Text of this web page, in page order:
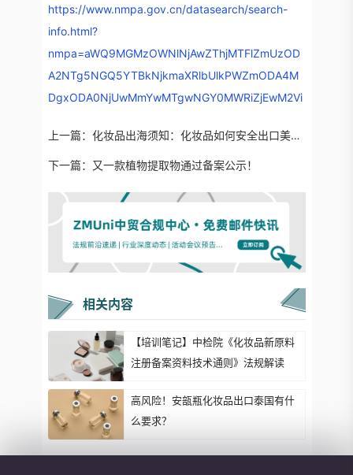
https://www.nmpa.gov.cn/datasearch/search-
info.html?
nmpa=aWQ9MGMzOWNlNjAwZThjMTFlZmUzOD
A2NTg5NGQ5YTBkNjkmaXRlbUlkPWZmODA4M
DgxODA0NjUwMmYwMTgwNGY0MWRiZjEwM2Vi
上一篇： 化妆品出海须知：化妆品如何安全出口美国？
下一篇： 又一款植物提取物通过备案公示！
相关内容
【培训笔记】中检院《化妆品新原料
注册备案资料技术通则》法规解读
高风险！安瓿瓶化妆品出口泰国有什
么要求？